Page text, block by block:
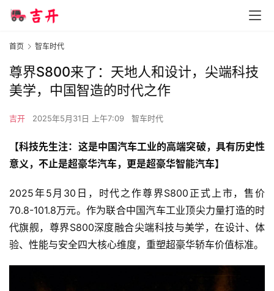
首页 智车时代
尊界S800来了：天地人和设计，尖端科技
美学，中国智造的时代之作
吉开 2025年5月31日 上午7:09 智车时代
【科技先生注：这是中国汽车工业的高端突破，具有历史性
意义，不止是超豪华汽车，更是超豪华智能汽车】
2025年5月30日，时代之作尊界S800正式上市，售价
70.8-101.8万元。作为联合中国汽车工业顶尖力量打造的时
代旗舰，尊界S800深度融合尖端科技与美学，在设计、体
验、性能与安全四大核心维度，重塑超豪华轿车价值标准。